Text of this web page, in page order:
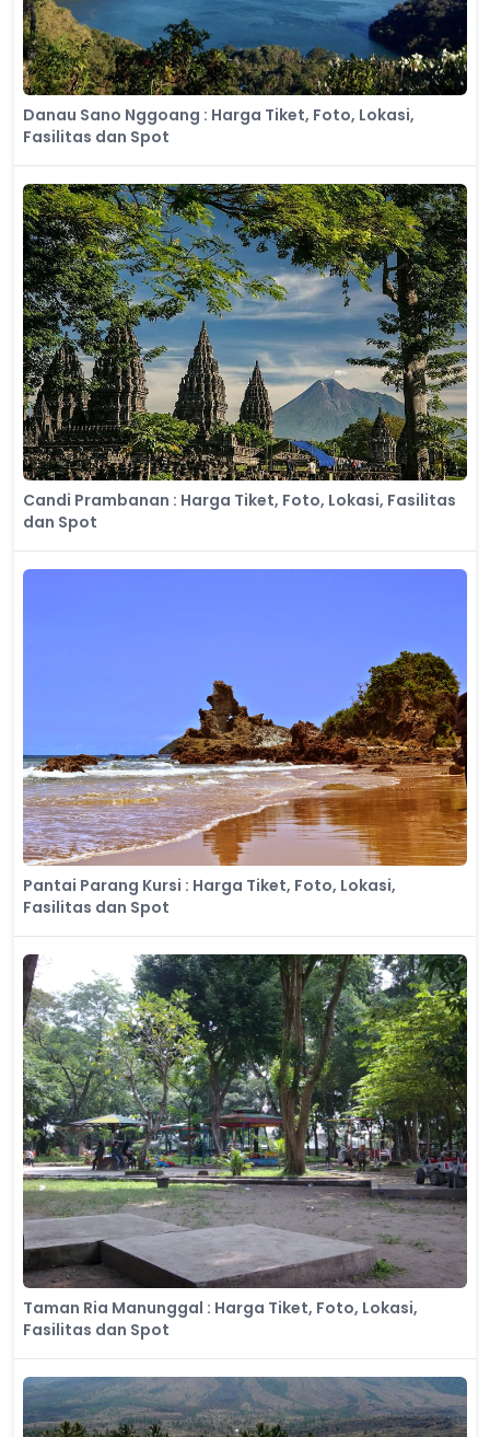
Danau Sano Nggoang : Harga Tiket, Foto, Lokasi,
Fasilitas dan Spot
Candi Prambanan : Harga Tiket, Foto, Lokasi, Fasilitas
dan Spot
Pantai Parang Kursi : Harga Tiket, Foto, Lokasi,
Fasilitas dan Spot
Taman Ria Manunggal : Harga Tiket, Foto, Lokasi,
Fasilitas dan Spot